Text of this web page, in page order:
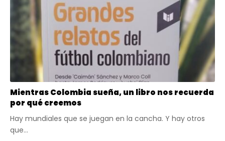
Mientras Colombia sueña, un libro nos recuerda
por qué creemos
Hay mundiales que se juegan en la cancha. Y hay otros
que…